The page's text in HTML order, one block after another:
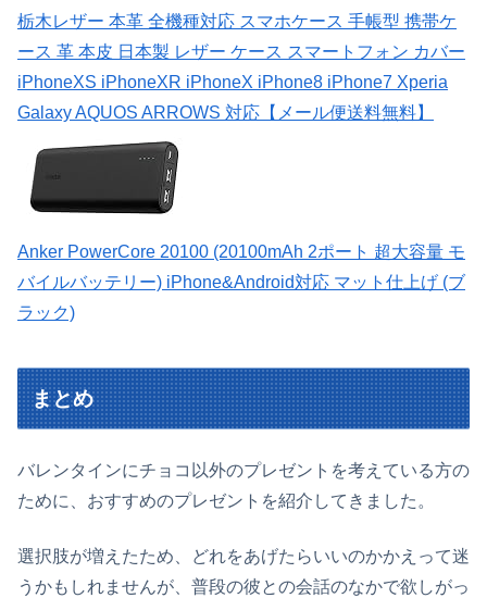
栃木レザー 本革 全機種対応 スマホケース 手帳型 携帯ケ
ース 革 本皮 日本製 レザー ケース スマートフォン カバー
iPhoneXS iPhoneXR iPhoneX iPhone8 iPhone7 Xperia
Galaxy AQUOS ARROWS 対応【メール便送料無料】
Anker PowerCore 20100 (20100mAh 2ポート 超大容量 モ
バイルバッテリー) iPhone&Android対応 マット仕上げ (ブ
ラック)
まとめ
バレンタインにチョコ以外のプレゼントを考えている方の
ために、おすすめのプレゼントを紹介してきました。
選択肢が増えたため、どれをあげたらいいのかかえって迷
うかもしれませんが、普段の彼との会話のなかで欲しがっ